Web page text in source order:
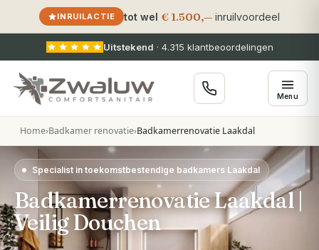
INRUILACTIE tot wel € 1.500,— inruilvoordeel
Uitstekend · 4.315 klantbeoordelingen
Menu
Home›Badkamer renovatie›Badkamerrenovatie Laakdal
Specialist in toekomstbestendige badkamers Laakdal
Badkamerrenovatie Laakdal |
Veilig Douchen